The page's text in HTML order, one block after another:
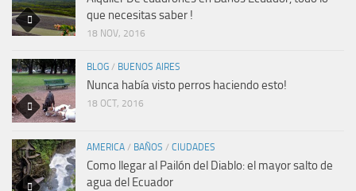
que necesitas saber !
18 NOV, 2016
BLOG / BUENOS AIRES
Nunca había visto perros haciendo esto!
18 OCT, 2016
AMERICA / BAÑOS / CIUDADES
Como llegar al Pailón del Diablo: el mayor salto de
agua del Ecuador